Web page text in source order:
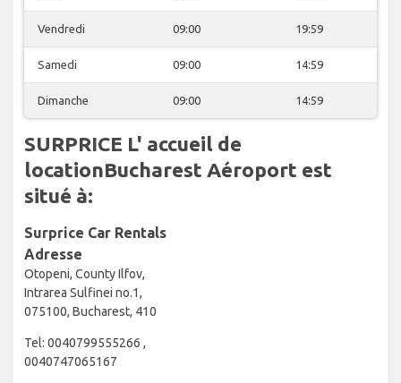
Vendredi 09:00 19:59
Samedi 09:00 14:59
Dimanche 09:00 14:59
SURPRICE L' accueil de
locationBucharest Aéroport est
situé à:
Surprice Car Rentals
Adresse
Otopeni, County Ilfov,
Intrarea Sulfinei no.1,
075100, Bucharest, 410
Tel: 0040799555266 ,
0040747065167